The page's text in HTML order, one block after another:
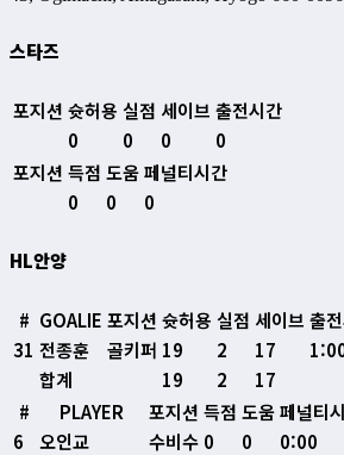
스타즈
포지션 슛허용 실점 세이브 출전시간
0
0 0
0
포지션 득점 도움페널티시간
0
0 0
HL안양
# GOALIE 포지션 슛허용 실점 세이브 출
31 전종훈 골키퍼 19 2 17
합계
19 2
17
#
PLAYER 포지션 득점 도움페널티
6
오인교 수비수 0 0
0:00